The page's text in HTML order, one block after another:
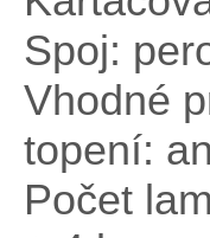
Spoj:
Vhodné
topení:
Počet